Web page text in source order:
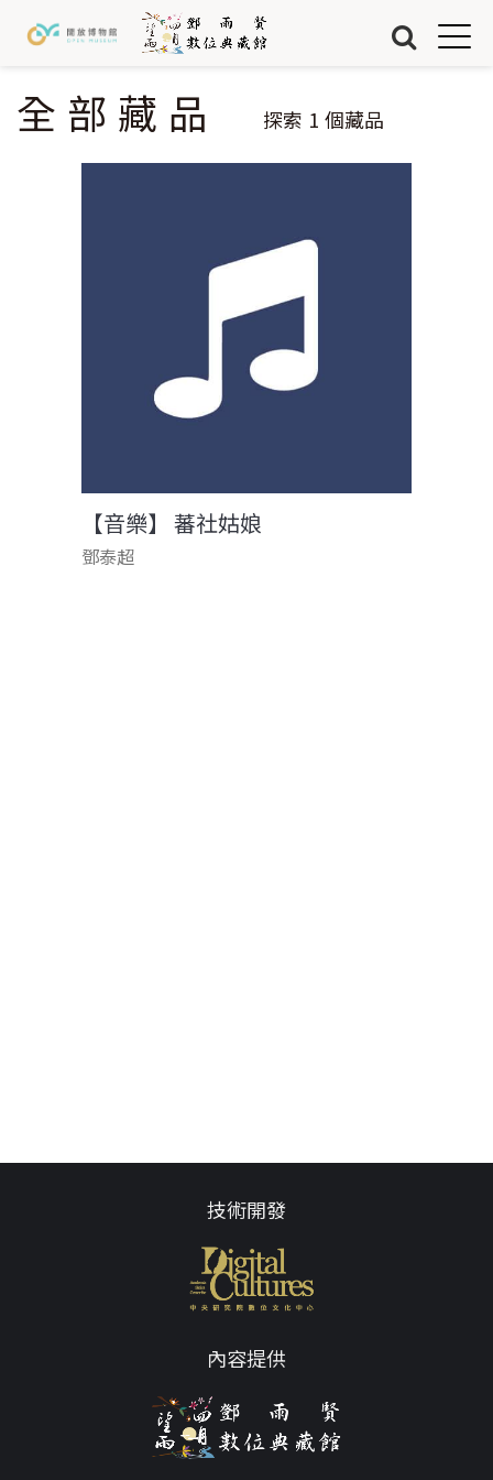
關於我們
Jump to Navigation
Jump to Main content
您在這裡
全部藏品 探索 1 個藏品
【音樂】 蕃社姑娘
鄧泰超
技術開發
內容提供